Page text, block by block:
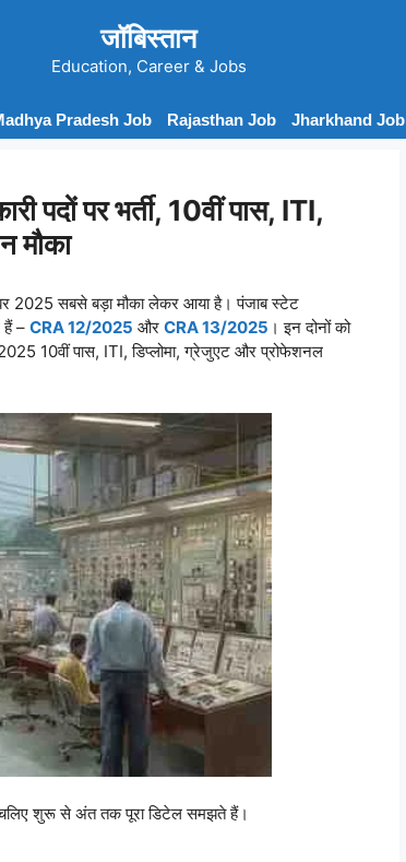
जॉबिस्तान
Education, Career & Jobs
Pradesh Job Rajasthan Job Jharkhand Job
पर भर्ती, 10वीं पास, ITI,
मौका
2025 सबसे बड़ा मौका लेकर आया है। पंजाब स्टेट
हैं – CRA 12/2025 और CRA 13/2025 । इन दोनों को
10वीं पास, ITI, डिप्लोमा, ग्रेजुएट और प्रोफेशनल
चलिए शुरू से अंत तक पूरा डिटेल समझते हैं।